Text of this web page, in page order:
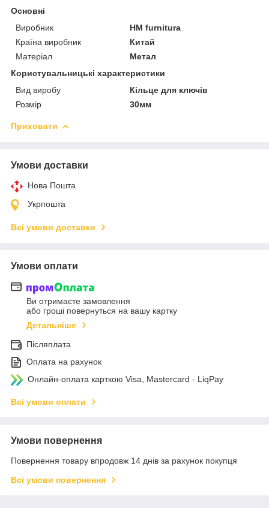
Основні
Виробник
HM furnitura
Країна виробник
Китай
Матеріал
Метал
Користувальницькі характеристики
Вид виробу
Кільце для ключів
Розмір
30мм
Приховати
Умови доставки
Нова Пошта
Укрпошта
Всі умови доставки
Умови оплати
Ви отримаєте замовлення
або гроші повернуться на вашу картку
Детальніше
Післяплата
Оплата на рахунок
Онлайн-оплата карткою Visa, Mastercard - LiqPay
Всі умови оплати
Умови повернення
Повернення товару впродовж 14 днів за рахунок покупця
Всі умови повернення